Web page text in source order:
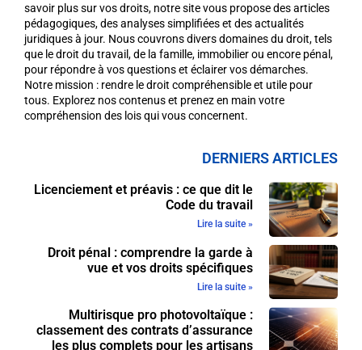
savoir plus sur vos droits, notre site vous propose des articles
pédagogiques, des analyses simplifiées et des actualités
juridiques à jour. Nous couvrons divers domaines du droit, tels
que le droit du travail, de la famille, immobilier ou encore pénal,
pour répondre à vos questions et éclairer vos démarches.
Notre mission : rendre le droit compréhensible et utile pour
tous. Explorez nos contenus et prenez en main votre
compréhension des lois qui vous concernent.
DERNIERS ARTICLES
Licenciement et préavis : ce que dit le
Code du travail
Lire la suite »
Droit pénal : comprendre la garde à
vue et vos droits spécifiques
Lire la suite »
Multirisque pro photovoltaïque :
classement des contrats d’assurance
les plus complets pour les artisans